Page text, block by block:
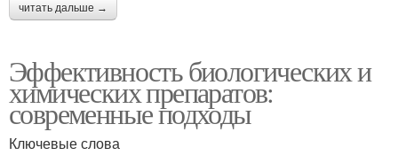
читать дальше →
Эффективность биологических и
химических препаратов:
современные подходы
Ключевые слова